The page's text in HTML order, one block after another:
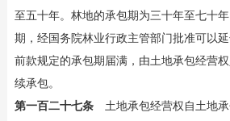
至五十年。林地的承包期为三十年至七十
期，经国务院林业行政主管部门批准可以延
前款规定的承包期届满，由土地承包经营
续承包。
第一百二十七条土地承包经营权自土地承